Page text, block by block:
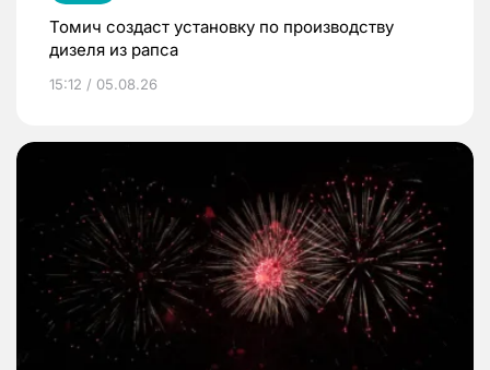
Томич создаст установку по производству
дизеля из рапса
15:12 / 05.08.26